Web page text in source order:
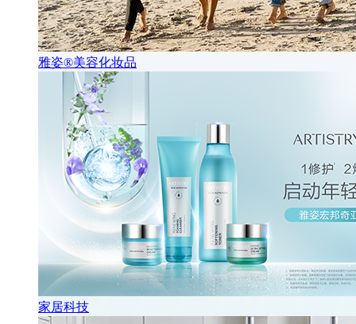
雅姿®美容化妆品
家居科技